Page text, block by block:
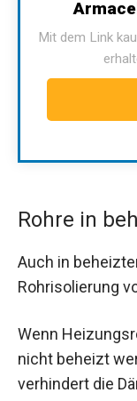
Mit dem Link
Rohre in
Auch in
Rohrisolierung
Wenn
nicht beheizt
verhindert die